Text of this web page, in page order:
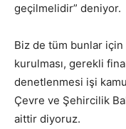
geçilmelidir” deniyor.
Biz de tüm bunlar
kurulması, gerekli
denetlenmesi işi
Çevre ve Şehircilik
aittir diyoruz.